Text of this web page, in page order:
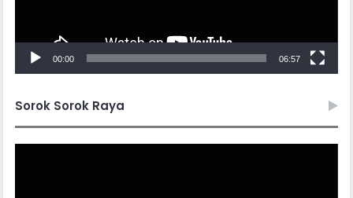
00:00 06:57
Sorok Sorok Raya